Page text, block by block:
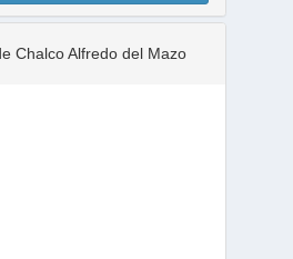
Chalco Alfredo del Mazo